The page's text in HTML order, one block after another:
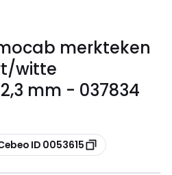
merkteken
witte
mm - 037834
ID 0053615